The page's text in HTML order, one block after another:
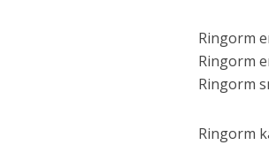
Ringorm
Ringorm
Ringorm
Ringorm